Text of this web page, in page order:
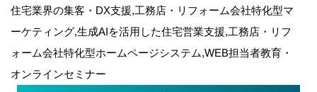
住宅業界の集客・DX支援,工務店・リフォーム会社特化型マ
ーケティング,生成AIを活用した住宅営業支援,工務店・リフ
ォーム会社特化型ホームページシステム,WEB担当者教育・
オンラインセミナー